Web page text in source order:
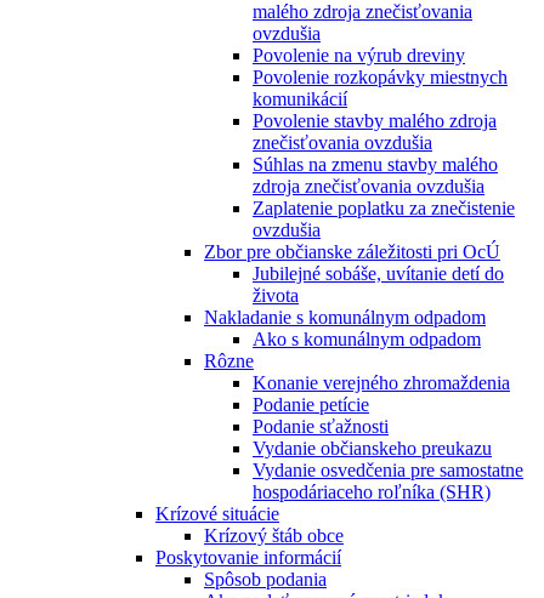
malého zdroja znečisťovania
ovzdušia
Povolenie na výrub dreviny
Povolenie rozkopávky miestnych
komunikácií
Povolenie stavby malého zdroja
znečisťovania ovzdušia
Súhlas na zmenu stavby malého
zdroja znečisťovania ovzdušia
Zaplatenie poplatku za znečistenie
ovzdušia
Zbor pre občianske záležitosti pri OcÚ
Jubilejné sobáše, uvítanie detí do
života
Nakladanie s komunálnym odpadom
Ako s komunálnym odpadom
Rôzne
Konanie verejného zhromaždenia
Podanie petície
Podanie sťažnosti
Vydanie občianskeho preukazu
Vydanie osvedčenia pre samostatne
hospodáriaceho roľníka (SHR)
Krízové situácie
Krízový štáb obce
Poskytovanie informácií
Spôsob podania